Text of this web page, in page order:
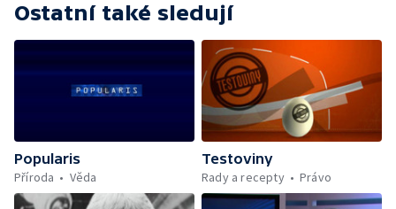
Ostatní také sledují
Popularis
Příroda
Věda
Testoviny
Rady a recepty
Právo